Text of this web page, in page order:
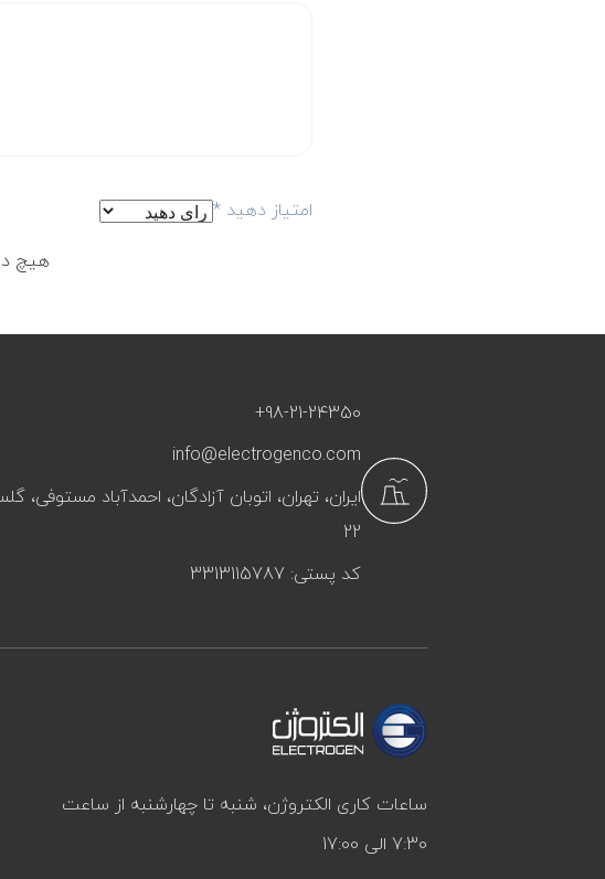
امتیاز دهید*
هیچ
+98-21-24350
info@electrogenco.com
ایران، تهران، اتوبان آزادگان، احمدآباد مستوفی،
22
کد پستی: 3313115787
ساعات کاری الکتروژن، شنبه تا چهارشنبه از ساعت
7:30 الی 17:00